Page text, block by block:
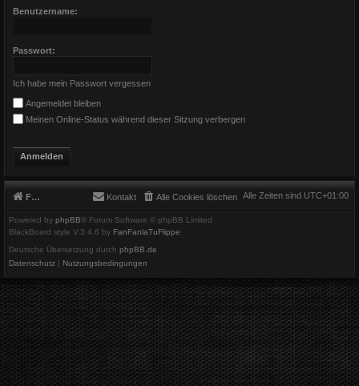
Benutzername:
Passwort:
Ich habe mein Passwort vergessen
Angemeldet bleiben
Meinen Online-Status während dieser Sitzung verbergen
Foren-Übersicht Alle Zeiten sind UTC+01:00
Alle Cookies löschen
Kontakt
Powered by phpBB® Forum Software © phpBB Limited
BlackBoard style V.3.4.6 by FanFanlaTuFlippe
Deutsche Übersetzung durch phpBB.de
Datenschutz | Nutzungsbedingungen